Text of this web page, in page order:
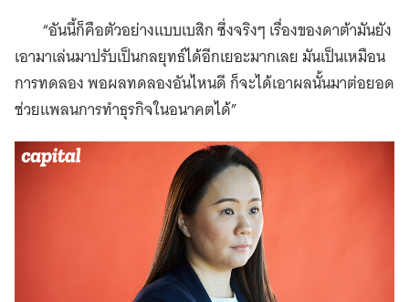
“อันนี้ก็คือตัวอย่างแบบเบสิก ซึ่งจริงๆ เรื่องของดาต้ามันยัง
เอามาเล่นมาปรับเป็นกลยุทธ์ได้อีกเยอะมากเลย มันเป็นเหมือน
การทดลอง พอผลทดลองอันไหนดี ก็จะได้เอาผลนั้นมาต่อยอด
ช่วยแพลนการทำธุรกิจในอนาคตได้”